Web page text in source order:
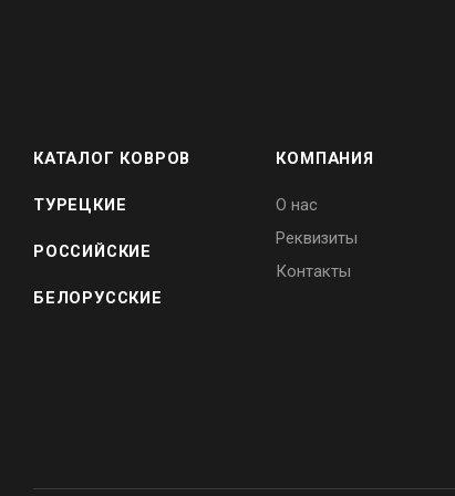
КАТАЛОГ КОВРОВ
ТУРЕЦКИЕ
РОССИЙСКИЕ
БЕЛОРУССКИЕ
КОМПАНИЯ
О нас
Реквизиты
Контакты